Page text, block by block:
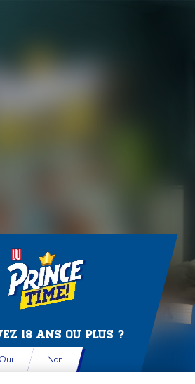
ET GAGNEZ
SEMAINE
SET KAPLA
18 ans ou plus ?
Oui Non